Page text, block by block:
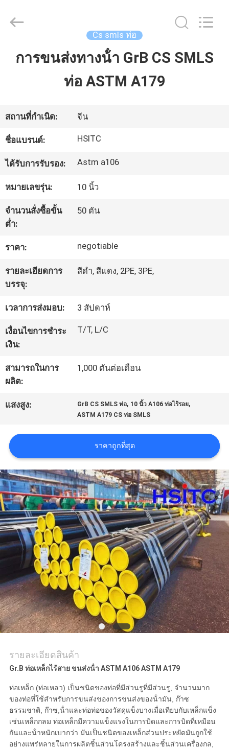
บ้าน
เกี่ยว
กับ
เรา
ทัวร์
โรงงาน
การ
ควบคุม
คุณภาพ
ติดต่อ
ข่าว
ขอคํา
อ้างอิง
แผนผัง
เว็บไซต์
นโยบาย
ความ
ส่วน
ตัว
International
Trade
Reserved.
Developed
Cs smls ท่อ
การขนส่งทางน้ํา GrB CS SMLS
ท่อ ASTM A179
สถานที่กำเนิด: จีน
ชื่อแบรนด์: HSITC
ได้รับการรับรอง: Astm a106
หมายเลขรุ่น: 10 นิ้ว
จำนวนสั่งซื้อขั้น
ต่ำ:
50 ตัน
ราคา: negotiable
รายละเอียดการ
บรรจุ:
สีดำ, สีแดง, 2PE, 3PE,
เวลาการส่งมอบ: 3 สัปดาห์
เงื่อนไขการชำระ
เงิน:
T/T, L/C
สามารถในการ
ผลิต:
1,000 ตันต่อเดือน
แสงสูง: GrB CS SMLS ท่อ, 10 นิ้ว A106 ท่อไร้รอย,
ASTM A179 CS ท่อ SMLS
ราคาถูกที่สุด
รายละเอียดสินค้า
Gr.B ท่อเหล็กไร้สาย ขนส่งน้ํา ASTM A106 ASTM A179
ท่อเหล็ก (ท่อเหลว) เป็นชนิดของท่อที่มีส่วนรูที่มีส่วนรู, จํานวนมาก
ของท่อที่ใช้สําหรับการขนส่งของการขนส่งของน้ํามัน, ก๊าซ
ธรรมชาติ, ก๊าซ,น้ําและท่อท่อของวัสดุแข็งบางเมื่อเทียบกับเหล็กแข็ง
เช่นเหล็กกลม ท่อเหล็กมีความแข็งแรงในการบิดและการบิดที่เหมือน
กันและน้ําหนักเบากว่า มันเป็นชนิดของเหล็กส่วนประหยัดมันถูกใช้
อย่างแพร่หลายในการผลิตชิ้นส่วนโครงสร้างและชิ้นส่วนเครื่องกล,